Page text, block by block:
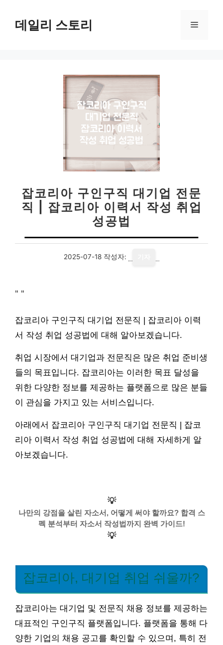
데일리 스토리 메
잡코리아 구인구직 대기업 전문
직 | 잡코리아 이력서 작성 취업
성공법
2025-07-18 작성자:
" "
잡코리아 구인구직 대기업 전문직 | 잡코리아 이력
서 작성 취업 성공법에 대해 알아보겠습니다.
취업 시장에서 대기업과 전문직은 많은 취업 준비생
들의 목표입니다. 잡코리아는 이러한 목표 달성을
위한 다양한 정보를 제공하는 플랫폼으로 많은 분들
이 관심을 가지고 있는 서비스입니다.
아래에서 잡코리아 구인구직 대기업 전문직 | 잡코
리아 이력서 작성 취업 성공법에 대해 자세하게 알
아보겠습니다.
💡
나만의 강점을 살린 자소서, 어떻게 써야 할까요? 합격 스
펙 분석부터 자소서 작성법까지 완벽 가이드!
💡
잡코리아, 대기업 취업 쉬울까?
잡코리아는 대기업 및 전문직 채용 정보를 제공하는
대표적인 구인구직 플랫폼입니다. 플랫폼을 통해 다
양한 기업의 채용 공고를 확인할 수 있으며, 특히 전